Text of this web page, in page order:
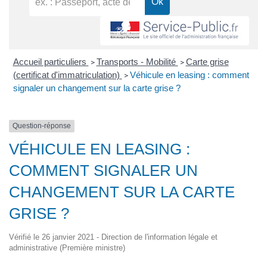
Accueil particuliers > Transports - Mobilité > Carte grise
(certificat d'immatriculation) > Véhicule en leasing : comment
signaler un changement sur la carte grise ?
Question-réponse
VÉHICULE EN LEASING :
COMMENT SIGNALER UN
CHANGEMENT SUR LA CARTE
GRISE ?
Vérifié le 26 janvier 2021 - Direction de l'information légale et
administrative (Première ministre)